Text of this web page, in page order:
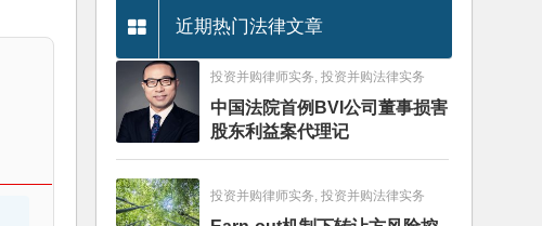
近期热门法律文章
投资并购律师实务, 投资并购法律实务
中国法院首例BVI公司董事损害
股东利益案代理记
投资并购律师实务, 投资并购法律实务